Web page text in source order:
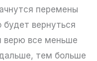
перемены
вернуться
верю все меньше
тем больше